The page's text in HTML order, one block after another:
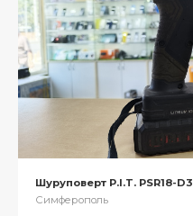
Шуруповерт P.I.T. PSR18-D3
Симферополь